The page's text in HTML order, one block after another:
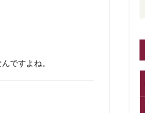
ですよね。